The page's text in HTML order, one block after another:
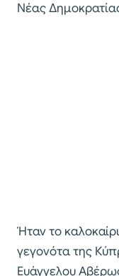
Νέας
Ήταν το
γεγονότα της
Ευάγγελου